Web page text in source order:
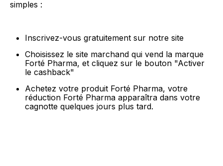
simples :
Inscrivez-vous gratuitement sur notre site
Choisissez le site marchand qui vend la marque
Forté Pharma, et cliquez sur le bouton "Activer
le cashback"
Achetez votre produit Forté Pharma, votre
réduction Forté Pharma apparaîtra dans votre
cagnotte quelques jours plus tard.